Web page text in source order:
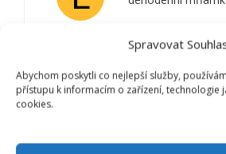
Spravovat
Abychom poskytli co nejlepší služby,
přístupu k informacím o zařízení, technologie
cookies.